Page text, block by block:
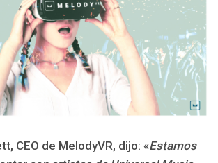
CEO de MelodyVR, dijo: «Estamos